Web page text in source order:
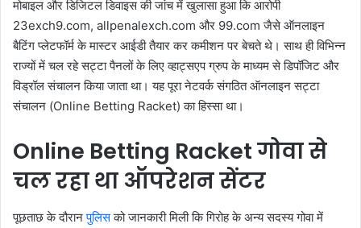
मोबाइल और डिजिटल डिवाइस की जांच में खुलासा हुआ कि आरोपी
23exch9.com, allpenalexch.com और 99.com जैसे ऑनलाइन
बैटिंग प्लेटफॉर्म के मास्टर आईडी तैयार कर कमीशन पर बेचते थे। साथ ही विभिन्न
राज्यों में चल रहे सट्टा पैनलों के लिए व्हाट्सएप ग्रुप के माध्यम से डिपॉजिट और
विड्रॉल संचालन किया जाता था। यह पूरा नेटवर्क संगठित ऑनलाइन सट्टा
संचालन (Online Betting Racket) का हिस्सा था।
Online Betting Racket गोवा से
चल रहा था ऑपरेशन सेंटर
पूछताछ के दौरानपुलिसको जानकारी मिली कि गिरोह के अन्य सदस्य गोवा में